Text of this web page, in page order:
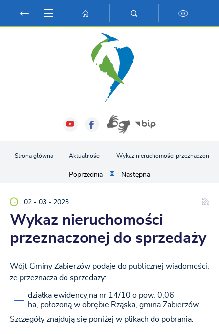
Przejdź do wyszukiwarki.
Przejdź do ustawień wielkości czcionki.
Włącz wersję kontrastową strony.
Strona główna Aktualności Wykaz nieruchomości przeznaczonej
Poprzednia Następna
02 - 03 - 2023
Wykaz nieruchomości
przeznaczonej do sprzedaży
Wójt Gminy Zabierzów podaje do publicznej wiadomości,
że przeznacza do sprzedaży:
działka ewidencyjna nr 14/10 o pow. 0,06
ha, położoną w obrębie Rząska, gmina Zabierzów.
Szczegóły znajdują się poniżej w plikach do pobrania.